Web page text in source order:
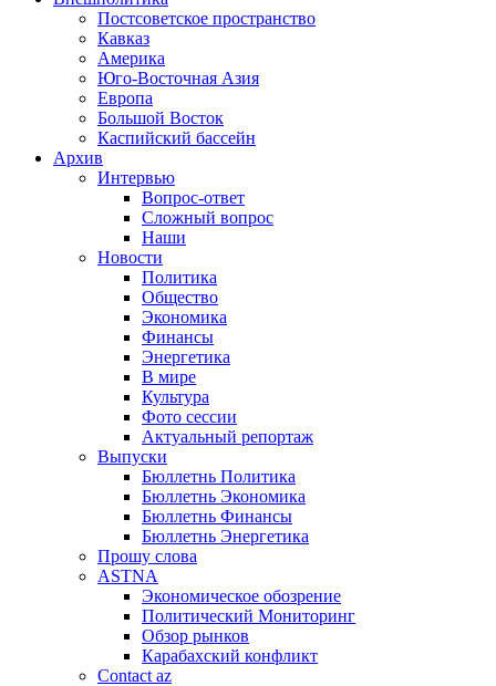
Постсоветское пространство
Кавказ
Америка
Юго-Восточная Азия
Европа
Большой Восток
Каспийский бассейн
Архив
Интервью
Вопрос-ответ
Сложный вопрос
Наши
Новости
Политика
Общество
Экономика
Финансы
Энергетика
В мире
Культура
Фото сессии
Актуальный репортаж
Выпуски
Бюллетнь Политика
Бюллетнь Экономика
Бюллетнь Финансы
Бюллетнь Энергетика
Прошу слова
ASTNA
Экономическое обозрение
Политический Мониторинг
Обзор рынков
Карабахский конфликт
Contact az